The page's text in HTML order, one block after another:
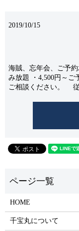
2019/10/15
海賊、忘年会、ご予
み放題 ・4,500円～ご
ご相談ください。 従
HOME
千宝丸について